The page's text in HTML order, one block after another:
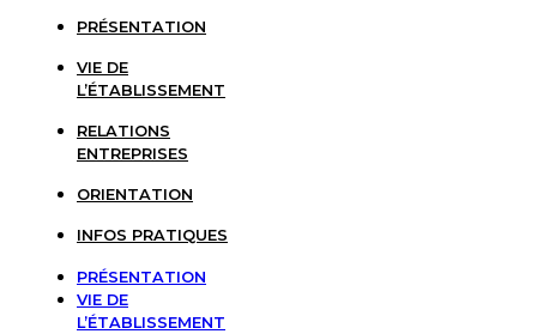
PRÉSENTATION
VIE DE
L’ÉTABLISSEMENT
RELATIONS
ENTREPRISES
ORIENTATION
INFOS PRATIQUES
PRÉSENTATION
VIE DE
L’ÉTABLISSEMENT